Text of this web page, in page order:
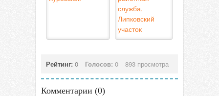
служба,
Липковский
участок
Рейтинг: 0 Голосов: 0 893 просмотра
Комментарии (0)